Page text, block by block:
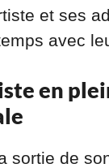
et ses
avec
en
sortie de